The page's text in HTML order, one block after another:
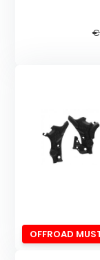
€
OFFROAD